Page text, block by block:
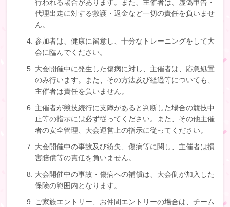
行われる場合があります。また、主催者は、虚偽申告・
代理出走に対する救護・返金など一切の責任を負いませ
ん。
参加者は、健康に留意し、十分なトレーニングをして大
会に臨んでください。
大会開催中に発生した傷病に対し、主催者は、応急処置
のみ行います。また、その方法及び経過等についても、
主催者は責任を負いません。
主催者が競技続行に支障があると判断した場合の競技中
止等の指示には必ず従ってください。また、その他主催
者の安全管理、大会運営上の指示に従ってください。
大会開催中の事故及び紛失、傷病等に関し、主催者は損
害賠償等の責任を負いません。
大会開催中の事故・傷病への補償は、大会側が加入した
保険の範囲内となります。
ご家族エントリー、お仲間エントリーの場合は、チーム